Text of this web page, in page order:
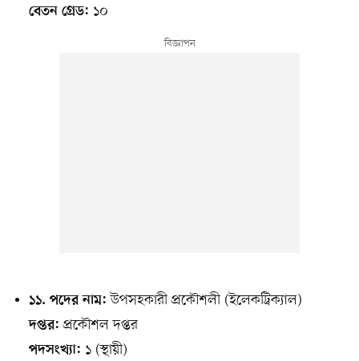
বেতন গ্রেড: ১০
১১. পদের নাম: উপসহকারী প্রকৌশলী (ইলেকট্রিক্যাল)
দপ্তর: প্রকৌশল দপ্তর
পদসংখ্যা: ১ (স্থায়ী)